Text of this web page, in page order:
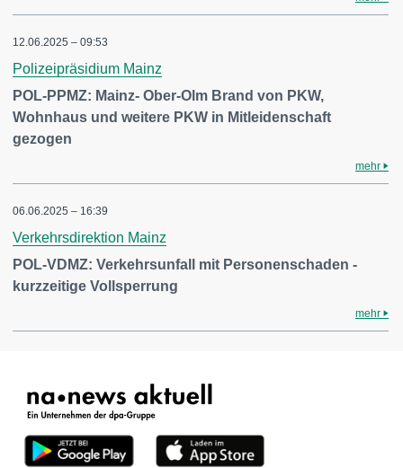
12.06.2025 – 09:53
Polizeipräsidium Mainz
POL-PPMZ: Mainz- Ober-Olm Brand von PKW,
Wohnhaus und weitere PKW in Mitleidenschaft
gezogen
mehr
06.06.2025 – 16:39
Verkehrsdirektion Mainz
POL-VDMZ: Verkehrsunfall mit Personenschaden -
kurzzeitige Vollsperrung
mehr